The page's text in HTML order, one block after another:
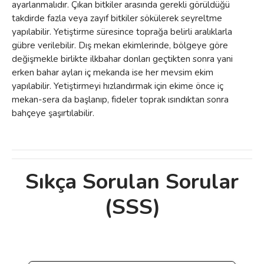
ayarlanmalıdır. Çıkan bitkiler arasında gerekli görüldüğü
takdirde fazla veya zayıf bitkiler sökülerek seyreltme
yapılabilir. Yetiştirme süresince toprağa belirli aralıklarla
gübre verilebilir. Dış mekan ekimlerinde, bölgeye göre
değişmekle birlikte ilkbahar donları geçtikten sonra yani
erken bahar ayları iç mekanda ise her mevsim ekim
yapılabilir. Yetiştirmeyi hızlandırmak için ekime önce iç
mekan-sera da başlanıp, fideler toprak ısındıktan sonra
bahçeye şaşırtılabilir.
Bu ürüne ilk yorumu siz yapın!
Yorum Yaz
Bu ürünün fiyat bilgisi, resim, ürün
açıklamalarında ve diğer konularda yetersiz
gördüğünüz noktaları öneri formunu
Sıkça Sorulan Sorular
(SSS)